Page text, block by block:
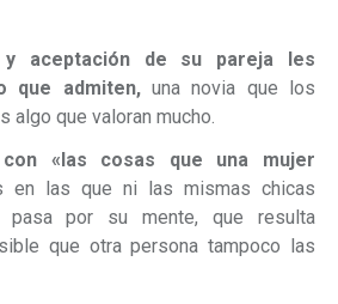
y aceptación de su pareja les
que admiten,una novia que los
algo que valoran mucho.
«las cosas que una mujer
en las que ni las mismas chicas
por su mente, que resulta
que otra persona tampoco las